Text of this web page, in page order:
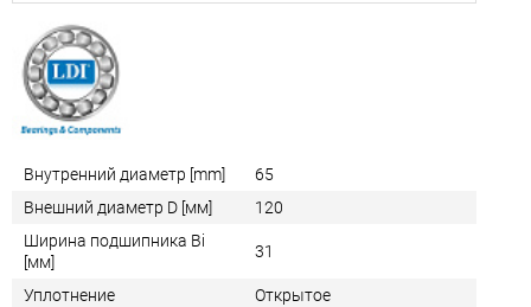
Внутренний диаметр [mm]
65
Внешний диаметр D [мм]
120
Ширина подшипника Bi
[мм]
31
Уплотнение
Открытое